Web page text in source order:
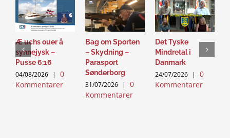
Æ uchs ouer å
synnejysk –
Pusse 6:16
04/08/2026 |
0
Kommentarer
Bag om Sporten
– Skydning –
Parasport
Sønderborg
31/07/2026 |
0
Kommentarer
Det Tyske
Mindretal i
Danmark
24/07/2026 |
0
Kommentarer